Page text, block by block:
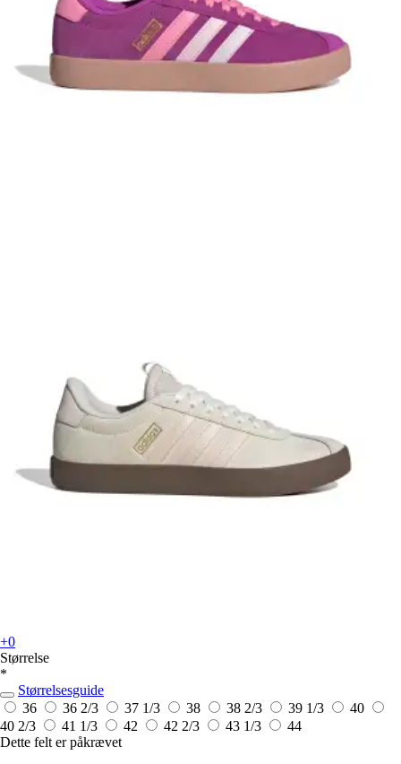
+0
Størrelse
*
Størrelsesguide
36
36 2/3 37 1/3 38 38 2/3 39 1/3
40
40 2/3
41 1/3 42 42 2/3 43 1/3
44
Dette felt er påkrævet